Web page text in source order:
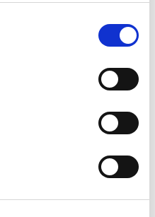
外部サイト）
（
（外部サイト）